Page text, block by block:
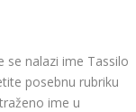
se nalazi ime Tassilo
posebnu rubriku
ime u